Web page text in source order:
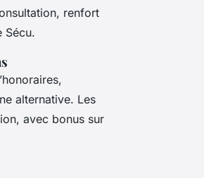
renfort
Sécu.
alternative. Les
avec bonus sur